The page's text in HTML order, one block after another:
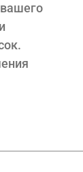
вашего